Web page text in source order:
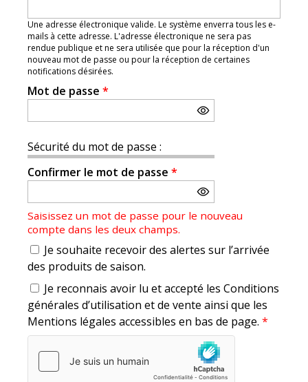
Une adresse électronique valide. Le système enverra tous les e-
mails à cette adresse. L'adresse électronique ne sera pas
rendue publique et ne sera utilisée que pour la réception d'un
nouveau mot de passe ou pour la réception de certaines
notifications désirées.
Mot de passe *
Sécurité du mot de passe :
Confirmer le mot de passe *
Saisissez un mot de passe pour le nouveau
compte dans les deux champs.
Je souhaite recevoir des alertes sur l’arrivée
des produits de saison.
Je reconnais avoir lu et accepté les Conditions
générales d’utilisation et de vente ainsi que les
Mentions légales accessibles en bas de page. *